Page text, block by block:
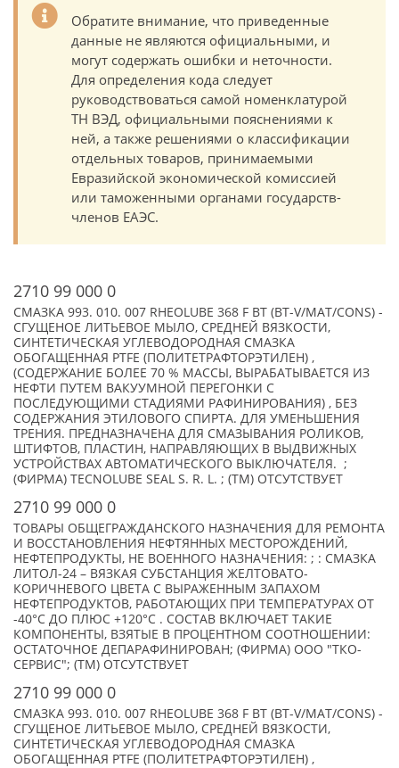
Обратите внимание, что приведенные
данные не являются официальными, и
могут содержать ошибки и неточности.
Для определения кода следует
руководствоваться самой номенклатурой
ТН ВЭД, официальными пояснениями к
ней, а также решениями о классификации
отдельных товаров, принимаемыми
Евразийской экономической комиссией
или таможенными органами государств-
членов ЕАЭС.
2710 99 000 0
СМАЗКА 993. 010. 007 RHEOLUBE 368 F BT (BT-V/MAT/CONS) -
СГУЩЕНОЕ ЛИТЬЕВОЕ МЫЛО, СРЕДНЕЙ ВЯЗКОСТИ,
СИНТЕТИЧЕСКАЯ УГЛЕВОДОРОДНАЯ СМАЗКА
ОБОГАЩЕННАЯ PTFE (ПОЛИТЕТРАФТОРЭТИЛЕН) ,
(СОДЕРЖАНИЕ БОЛЕЕ 70 % МАССЫ, ВЫРАБАТЫВАЕТСЯ ИЗ
НЕФТИ ПУТЕМ ВАКУУМНОЙ ПЕРЕГОНКИ С
ПОСЛЕДУЮЩИМИ СТАДИЯМИ РАФИНИРОВАНИЯ) , БЕЗ
СОДЕРЖАНИЯ ЭТИЛОВОГО СПИРТА. ДЛЯ УМЕНЬШЕНИЯ
ТРЕНИЯ. ПРЕДНАЗНАЧЕНА ДЛЯ СМАЗЫВАНИЯ РОЛИКОВ,
ШТИФТОВ, ПЛАСТИН, НАПРАВЛЯЮЩИХ В ВЫДВИЖНЫХ
УСТРОЙСТВАХ АВТОМАТИЧЕСКОГО ВЫКЛЮЧАТЕЛЯ. ;
(ФИРМА) TECNOLUBE SEAL S. R. L. ; (TM) ОТСУТСТВУЕТ
2710 99 000 0
ТОВАРЫ ОБЩЕГРАЖДАНСКОГО НАЗНАЧЕНИЯ ДЛЯ РЕМОНТА
И ВОССТАНОВЛЕНИЯ НЕФТЯННЫХ МЕСТОРОЖДЕНИЙ,
НЕФТЕПРОДУКТЫ, НЕ ВОЕННОГО НАЗНАЧЕНИЯ: ; : СМАЗКА
ЛИТОЛ-24 – ВЯЗКАЯ СУБСТАНЦИЯ ЖЕЛТОВАТО-
КОРИЧНЕВОГО ЦВЕТА С ВЫРАЖЕННЫМ ЗАПАХОМ
НЕФТЕПРОДУКТОВ, РАБОТАЮЩИХ ПРИ ТЕМПЕРАТУРАХ ОТ
-40°С ДО ПЛЮС +120°С . СОСТАВ ВКЛЮЧАЕТ ТАКИЕ
КОМПОНЕНТЫ, ВЗЯТЫЕ В ПРОЦЕНТНОМ СООТНОШЕНИИ:
ОСТАТОЧНОЕ ДЕПАРАФИНИРОВАН; (ФИРМА) ООО "ТКО-
СЕРВИС"; (TM) ОТСУТСТВУЕТ
2710 99 000 0
СМАЗКА 993. 010. 007 RHEOLUBE 368 F BT (BT-V/MAT/CONS) -
СГУЩЕНОЕ ЛИТЬЕВОЕ МЫЛО, СРЕДНЕЙ ВЯЗКОСТИ,
СИНТЕТИЧЕСКАЯ УГЛЕВОДОРОДНАЯ СМАЗКА
ОБОГАЩЕННАЯ PTFE (ПОЛИТЕТРАФТОРЭТИЛЕН) ,